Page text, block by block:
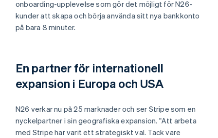
onboarding-upplevelse som gör det möjligt för N26-
kunder att skapa och börja använda sitt nya bankkonto
på bara 8 minuter.
En partner för internationell
expansion i Europa och USA
N26 verkar nu på 25 marknader och ser Stripe som en
nyckelpartner i sin geografiska expansion. "Att arbeta
med Stripe har varit ett strategiskt val. Tack vare